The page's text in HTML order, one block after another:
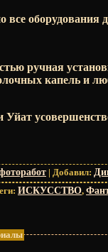
все оборудования
ручная
капель и
Уйат
| Добавил:
: ИСКУССТВО,